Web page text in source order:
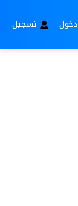
دخول تسجيل